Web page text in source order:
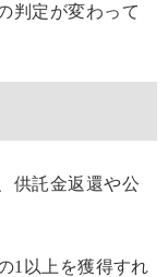
判定が変わって
供託金返還や公
1以上を獲得すれ